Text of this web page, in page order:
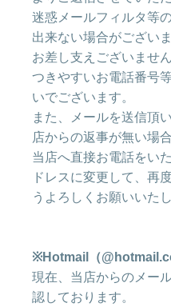
迷惑メールフィルタ等
出来ない場合がございま
お差し支えございませ
つきやすいお電話番号
いでございます。
また、メールを送信頂
店からの返事が無い場
当店へ直接お電話をい
ドレスに変更して、再
うよろしくお願いいたし
※Hotmail（
現在、当店からのメー
認しております。